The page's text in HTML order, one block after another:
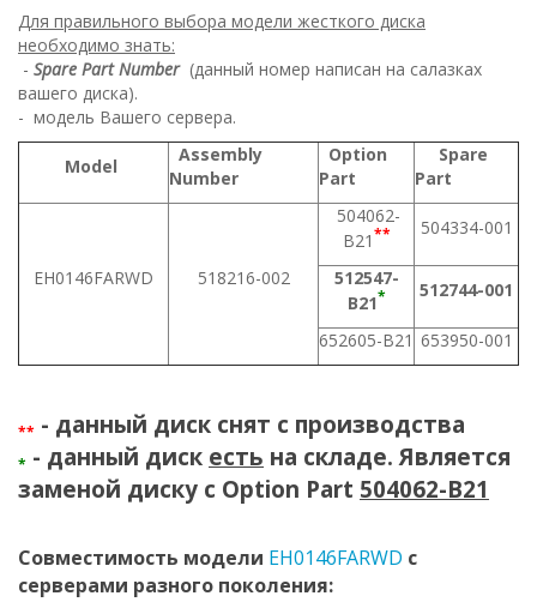
Для правильного выбора модели жесткого диска
необходимо знать:
- Spare Part Number (данный номер написан на салазках
вашего диска).
- модель Вашего сервера.
Model
Assembly
Number
Option
Part
Spare
Part
EH0146FARWD 518216-002
504062-
B21** 504334-001
512547-
B21* 512744-001
652605-B21 653950-001
** - данный диск снят с производства
* - данный диск есть на складе. Является
заменой диску с Option Part 504062-B21
Совместимость модели EH0146FARWD с
серверами разного поколения: